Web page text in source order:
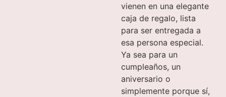
vienen en una elegante
caja de regalo, lista
para ser entregada a
esa persona especial.
Ya sea para un
cumpleaños, un
aniversario o
simplemente porque sí,